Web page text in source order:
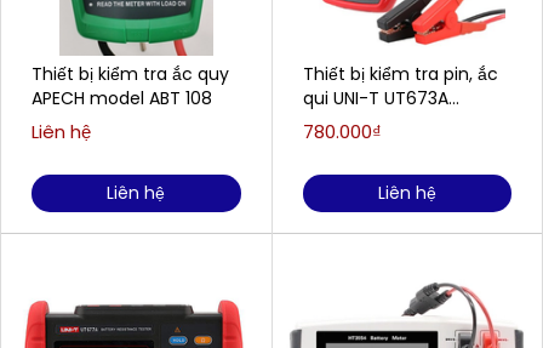
Thiết bị kiểm tra ắc quy
APECH model ABT 108
Liên hệ
Liên hệ
Thiết bị kiểm tra pin, ắc
qui UNI-T UT673A
(7~30VDC)
780.000₫
Liên hệ